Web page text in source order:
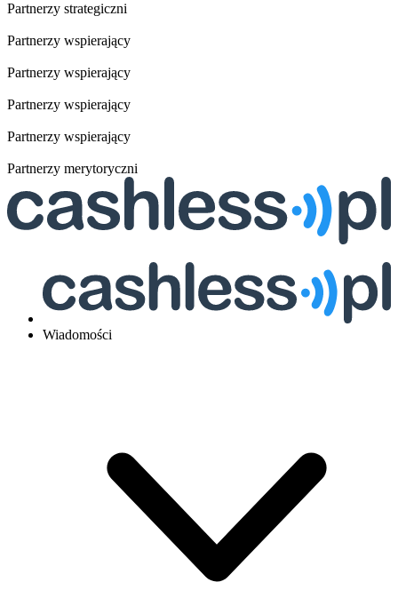
Partnerzy strategiczni
Partnerzy wspierający
Partnerzy wspierający
Partnerzy wspierający
Partnerzy wspierający
Partnerzy merytoryczni
Wiadomości